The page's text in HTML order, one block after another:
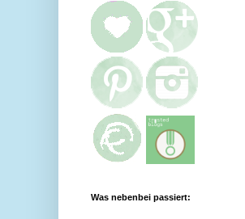
Was nebenbei passiert: